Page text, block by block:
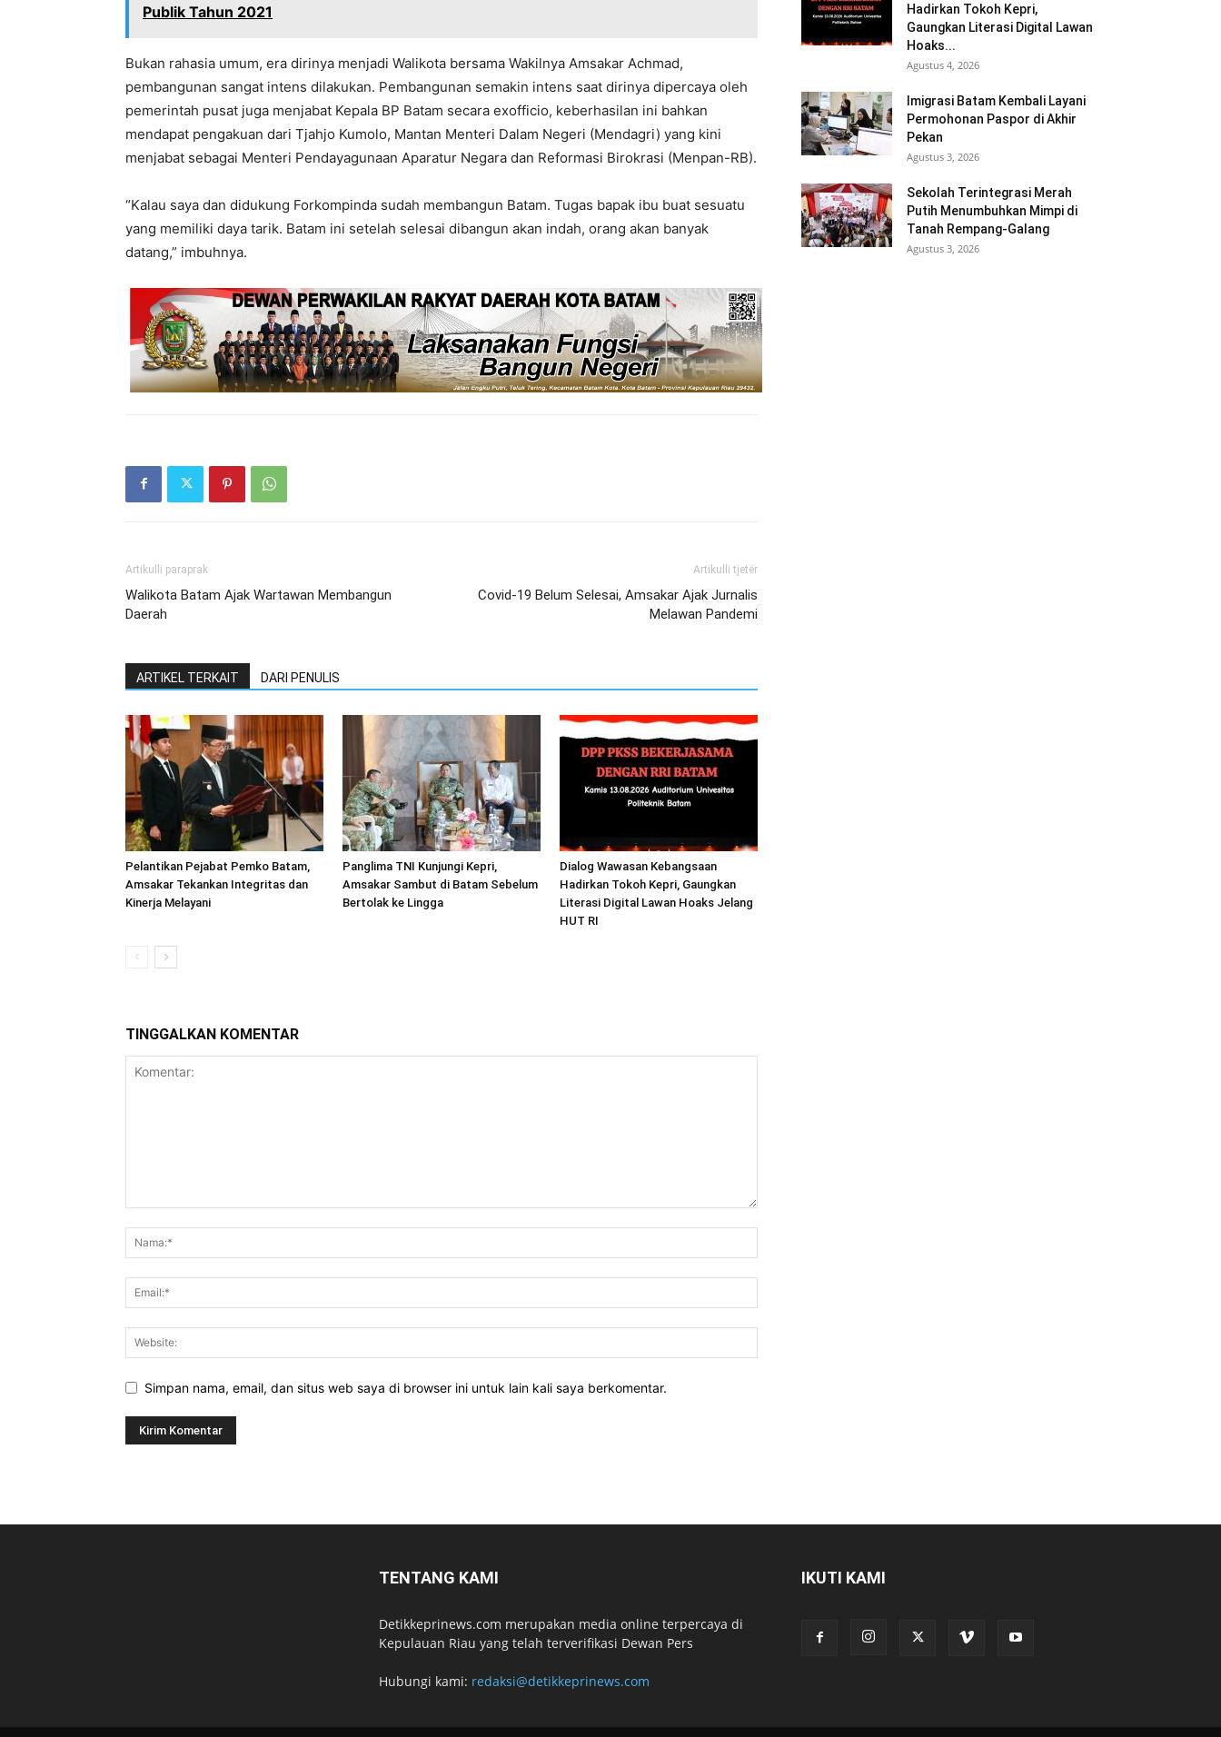
Publik Tahun 2021
Bukan rahasia umum, era dirinya menjadi Walikota bersama Wakilnya Amsakar Achmad,
pembangunan sangat intens dilakukan. Pembangunan semakin intens saat dirinya dipercaya oleh
pemerintah pusat juga menjabat Kepala BP Batam secara exofficio, keberhasilan ini bahkan
mendapat pengakuan dari Tjahjo Kumolo, Mantan Menteri Dalam Negeri (Mendagri) yang kini
menjabat sebagai Menteri Pendayagunaan Aparatur Negara dan Reformasi Birokrasi (Menpan-RB).
“Kalau saya dan didukung Forkompinda sudah membangun Batam. Tugas bapak ibu buat sesuatu
yang memiliki daya tarik. Batam ini setelah selesai dibangun akan indah, orang akan banyak
datang,” imbuhnya.
Artikulli paraprak
Walikota Batam Ajak Wartawan Membangun
Daerah
Artikulli tjetër
Covid-19 Belum Selesai, Amsakar Ajak Jurnalis
Melawan Pandemi
ARTIKEL TERKAIT DARI PENULIS
Pelantikan Pejabat Pemko Batam,
Amsakar Tekankan Integritas dan
Kinerja Melayani
Panglima TNI Kunjungi Kepri,
Amsakar Sambut di Batam Sebelum
Bertolak ke Lingga
Dialog Wawasan Kebangsaan
Hadirkan Tokoh Kepri, Gaungkan
Literasi Digital Lawan Hoaks Jelang
HUT RI
TINGGALKAN KOMENTAR
Simpan nama, email, dan situs web saya di browser ini untuk lain kali saya berkomentar.
Hadirkan Tokoh Kepri,
Gaungkan Literasi Digital Lawan
Hoaks...
Agustus 4, 2026
Imigrasi Batam Kembali Layani
Permohonan Paspor di Akhir
Pekan
Agustus 3, 2026
Sekolah Terintegrasi Merah
Putih Menumbuhkan Mimpi di
Tanah Rempang-Galang
Agustus 3, 2026
TENTANG KAMI
Detikkeprinews.com merupakan media online terpercaya di
Kepulauan Riau yang telah terverifikasi Dewan Pers
Hubungi kami: redaksi@detikkeprinews.com
IKUTI KAMI